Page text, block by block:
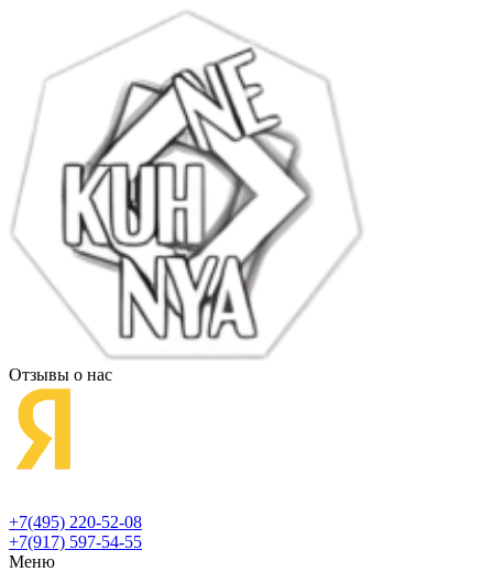
Отзывы о нас
+7(495) 220-52-08
+7(917) 597-54-55
Меню